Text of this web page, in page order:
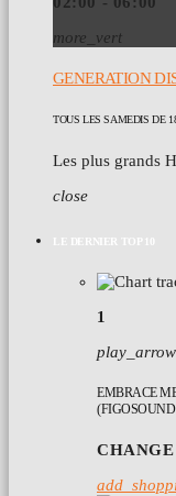
more_vert
GENERATION
TOUS LES SAMEDIS DE
Les plus grands
close
LE DERNIER TOP 10
1
play_arrow
EMBRACE
CHANGE